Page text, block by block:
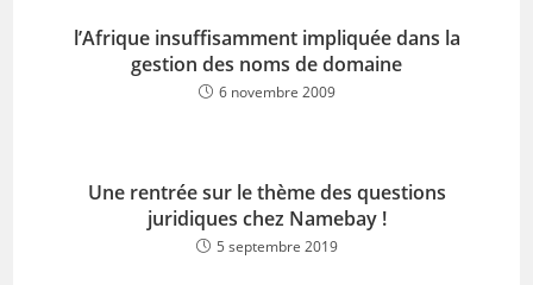
l’Afrique insuffisamment impliquée dans la
gestion des noms de domaine
6 novembre 2009
Une rentrée sur le thème des questions
juridiques chez Namebay !
5 septembre 2019